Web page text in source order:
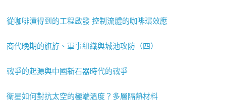
從咖啡漬得到的工程啟發 控制流體的咖啡環效應
商代晚期的旗斿、軍事組織與城池攻防（四）
戰爭的起源與中國新石器時代的戰爭
衛星如何對抗太空的極端溫度？多層隔熱材料